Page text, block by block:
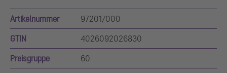
Artikelnummer 97201/000
GTIN 4026092026830
Preisgruppe 60